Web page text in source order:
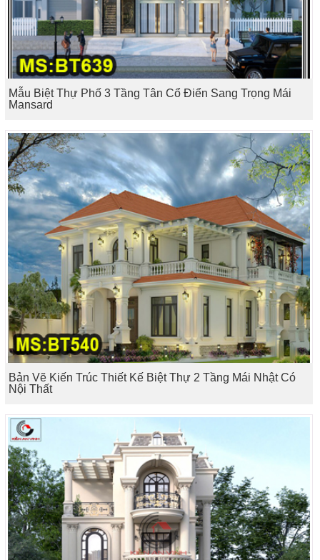
Mẫu Biệt Thự Phố 3 Tầng Tân Cổ Điển Sang Trọng Mái
Mansard
Bản Vẽ Kiến Trúc Thiết Kế Biệt Thự 2 Tầng Mái Nhật Có
Nội Thất